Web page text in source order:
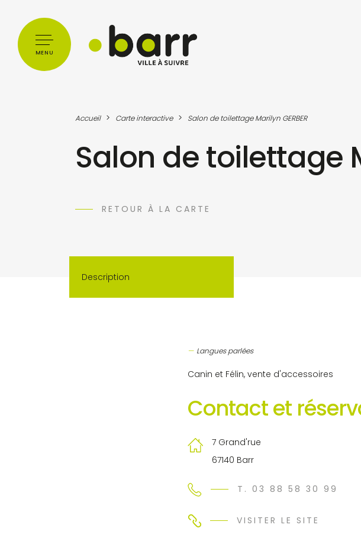
MENU
Accueil > Carte interactive > Salon de toilettage Marilyn GERBER
Salon de toilettage
RETOUR À LA CARTE
Description
Langues parlées
Canin et Félin, vente d'accessoires
Contact et
7 Grand'rue
67140 Barr
T. 03 88 58 30 99
VISITER LE SITE